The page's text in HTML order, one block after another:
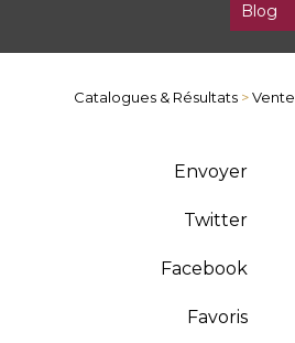
Blog
Catalogues & Résultats >
Envoyer
Twitter
Facebook
Favoris